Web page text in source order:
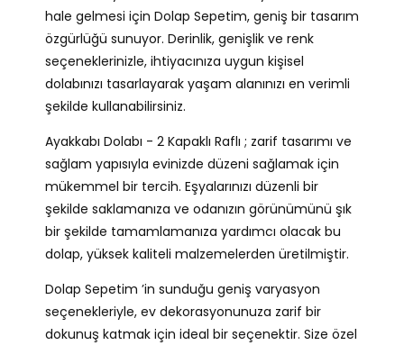
hale gelmesi için Dolap Sepetim, geniş bir tasarım
özgürlüğü sunuyor. Derinlik, genişlik ve renk
seçeneklerinizle, ihtiyacınıza uygun kişisel
dolabınızı tasarlayarak yaşam alanınızı en verimli
şekilde kullanabilirsiniz.
Ayakkabı Dolabı - 2 Kapaklı Raflı ; zarif tasarımı ve
sağlam yapısıyla evinizde düzeni sağlamak için
mükemmel bir tercih. Eşyalarınızı düzenli bir
şekilde saklamanıza ve odanızın görünümünü şık
bir şekilde tamamlamanıza yardımcı olacak bu
dolap, yüksek kaliteli malzemelerden üretilmiştir.
Dolap Sepetim ’in sunduğu geniş varyasyon
seçenekleriyle, ev dekorasyonunuza zarif bir
dokunuş katmak için ideal bir seçenektir. Size özel